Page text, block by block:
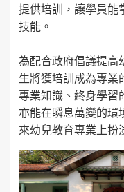
提供培訓，讓學員能
技能。
為配合政府倡議提高
生將獲培訓成為專業
專業知識、終身學習
亦能在瞬息萬變的環
來幼兒教育專業上扮